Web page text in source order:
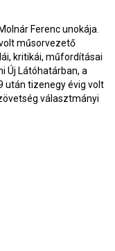
Ferenc unokája.
műsorvezető
kritikái, műfordításai
Új Látóhatárban, a
után tizenegy évig volt
választmányi